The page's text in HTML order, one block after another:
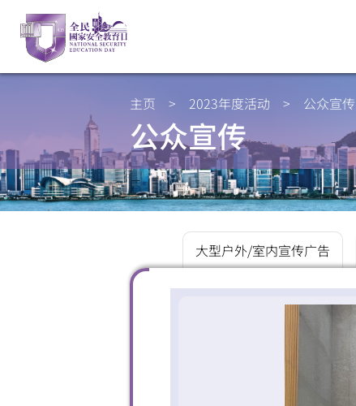
主页 > 2023年度活动 > 公众宣传
公众宣传
大型户外/室内宣传广告